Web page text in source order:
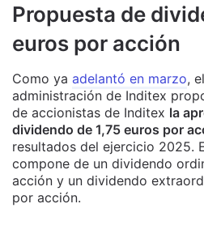
Propuesta de
euros por acción
Como ya adelantó en marzo,
administración de Inditex
de accionistas de Inditex la
dividendo de 1,75 euros por
resultados del ejercicio 2025.
compone de un dividendo
acción y un dividendo
por acción.